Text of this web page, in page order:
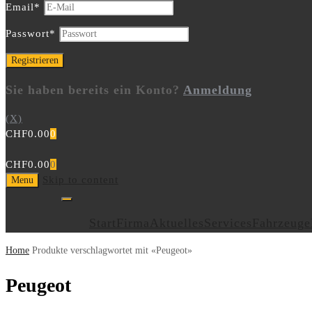
Email*
Passwort*
Sie haben bereits ein Konto? Anmeldung
(X)
CHF0.000
CHF0.000
Menu
Home Produkte verschlagwortet mit «Peugeot»
Peugeot